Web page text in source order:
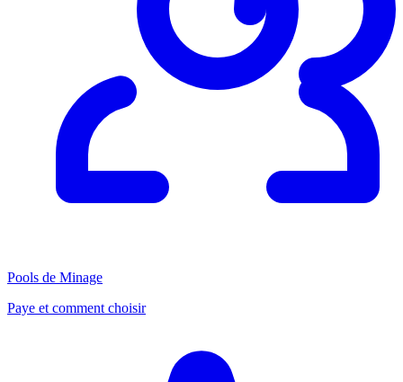
Pools de Minage
Paye et comment choisir